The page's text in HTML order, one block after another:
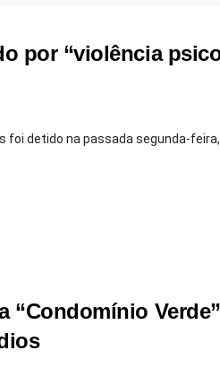
por “violência
foi detido na passada segunda-
“Condomínio